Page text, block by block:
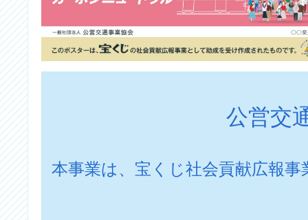
公営交
本事業は、宝くじ社会貢献広報